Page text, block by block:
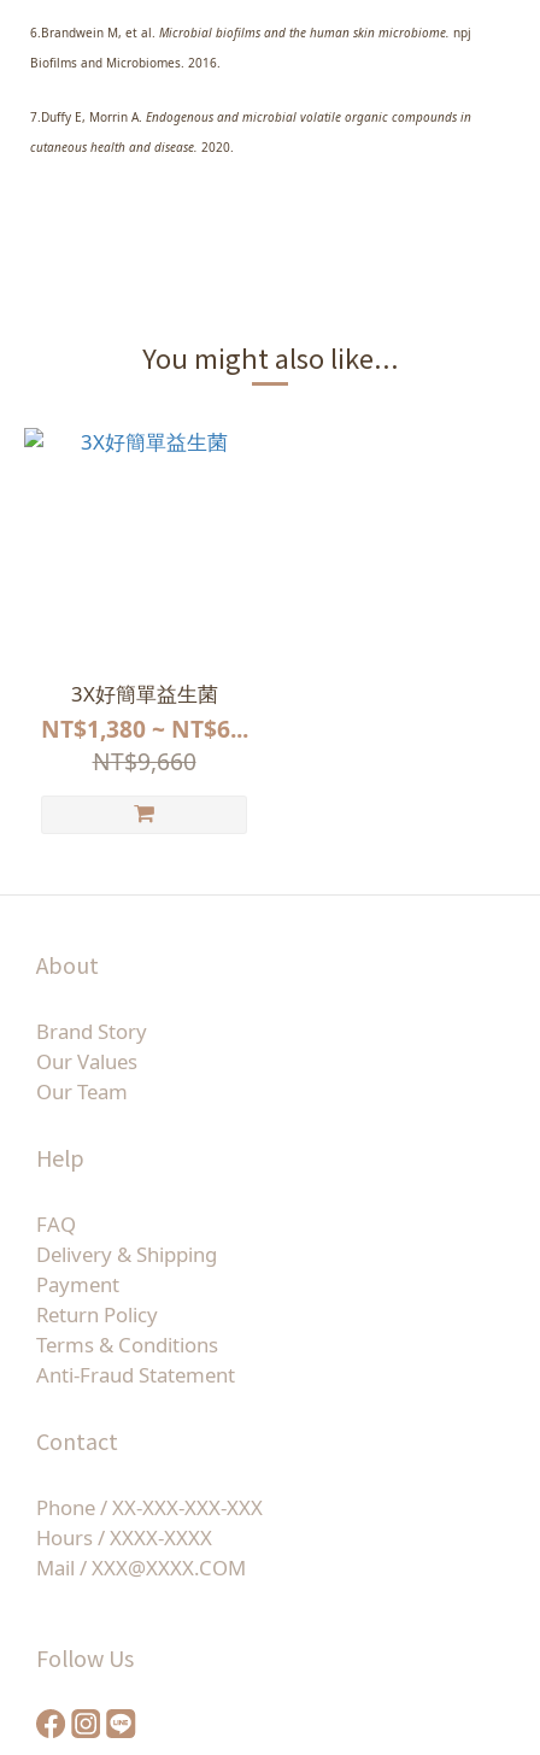
6.Brandwein M, et al. Microbial biofilms and the human skin microbiome. npj
Biofilms and Microbiomes. 2016.
7.Duffy E, Morrin A. Endogenous and microbial volatile organic compounds in
cutaneous health and disease. 2020.
You might also like...
3X好簡單益生菌
NT$1,380 ~ NT$6...
NT$9,660
About
Brand Story
Our Values
Our Team
Help
FAQ
Delivery & Shipping
Payment
Return Policy
Terms & Conditions
Anti-Fraud Statement
Contact
Phone / XX-XXX-XXX-XXX
Hours / XXXX-XXXX
Mail / XXX@XXXX.COM
Follow Us